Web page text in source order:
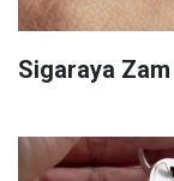
Sigaraya